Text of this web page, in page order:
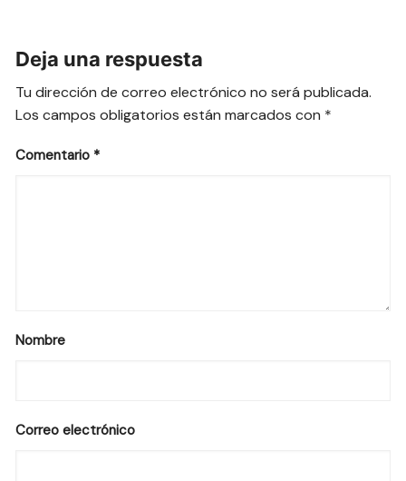
Deja una respuesta
Tu dirección de correo electrónico no será publicada.
Los campos obligatorios están marcados con *
Comentario *
Nombre
Correo electrónico